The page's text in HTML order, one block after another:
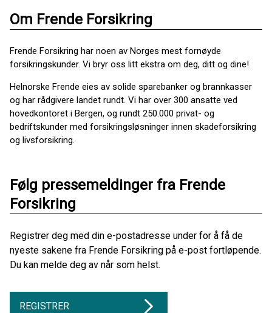
Om Frende Forsikring
Frende Forsikring har noen av Norges mest fornøyde
forsikringskunder. Vi bryr oss litt ekstra om deg, ditt og dine!
Helnorske Frende eies av solide sparebanker og brannkasser
og har rådgivere landet rundt. Vi har over 300 ansatte ved
hovedkontoret i Bergen, og rundt 250.000 privat- og
bedriftskunder med forsikringsløsninger innen skadeforsikring
og livsforsikring.
Følg pressemeldinger fra Frende
Forsikring
Registrer deg med din e-postadresse under for å få de
nyeste sakene fra Frende Forsikring på e-post fortløpende.
Du kan melde deg av når som helst.
REGISTRER